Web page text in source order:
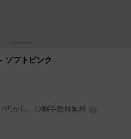
- ソフトピンク
円から。分割手数料無料